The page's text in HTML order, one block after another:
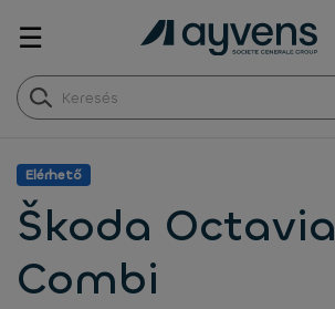
☰
Elérhető
Škoda Octavia
Combi